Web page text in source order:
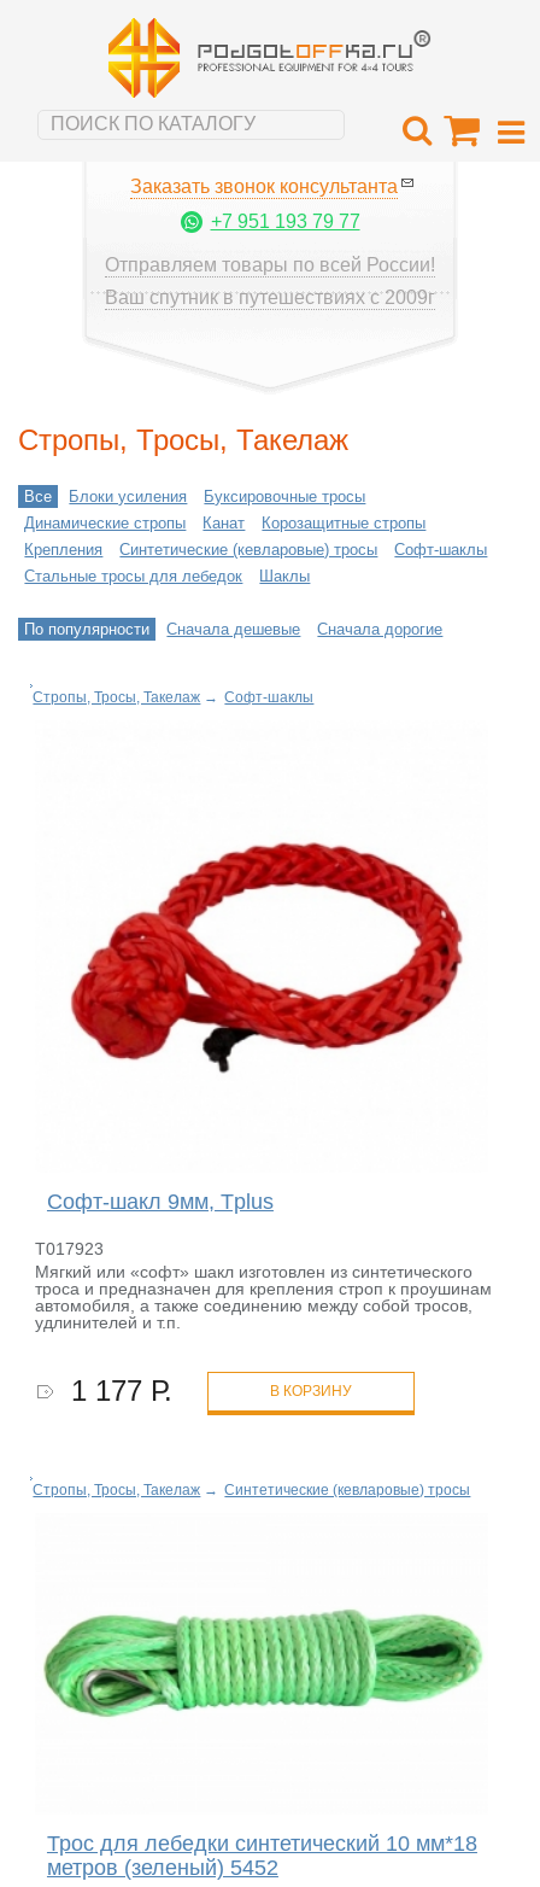
Заказать звонок консультанта
+7 951 193 79 77
Отправляем товары по всей России!
Ваш спутник в путешествиях с 2009г
Стропы, Тросы, Такелаж
Все Блоки усиления
Буксировочные тросы
Динамические стропы
Канат
Корозащитные стропы
Крепления
Синтетические (кевларовые) тросы
Софт-шаклы
Стальные тросы для лебедок
Шаклы
По популярности Сначала дешевые Сначала дорогие
Стропы, Тросы, Такелаж → Софт-шаклы
Софт-шакл 9мм, Tplus
T017923
Мягкий или «софт» шакл изготовлен из синтетического
троса и предназначен для крепления строп к проушинам
автомобиля, а также соединению между собой тросов,
удлинителей и т.п.
1 177 Р. В КОРЗИНУ
Стропы, Тросы, Такелаж → Синтетические (кевларовые) тросы
Трос для лебедки синтетический 10 мм*18
метров (зеленый) 5452